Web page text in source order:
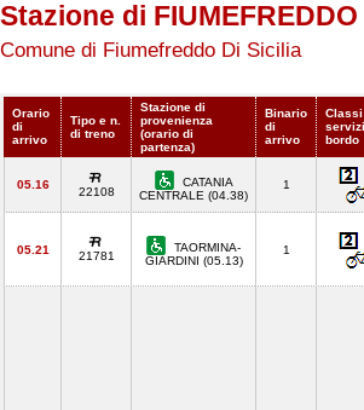
Stazione di
Comune di Fiumefreddo Di Sicilia
Orario
di
arrivo
Tipo e n.
di treno
Stazione di
provenienza
(orario di
partenza)
Binario
di
arrivo
bordo
05.16
22108
CATANIA
CENTRALE (04.38)
1
05.21 21781
TAORMINA-
GIARDINI (05.13)
1